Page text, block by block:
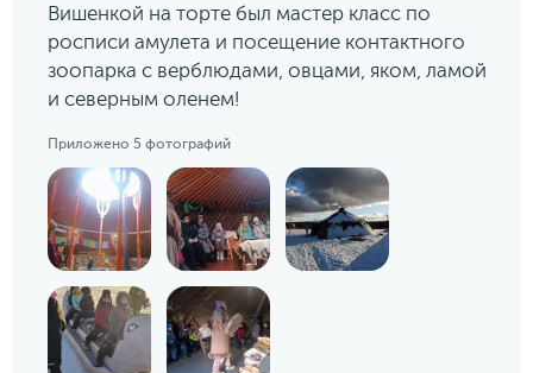
Вишенкой на торте был мастер класс по
росписи амулета и посещение контактного
зоопарка с верблюдами, овцами, яком, ламой
и северным оленем!
Приложено 5 фотографий